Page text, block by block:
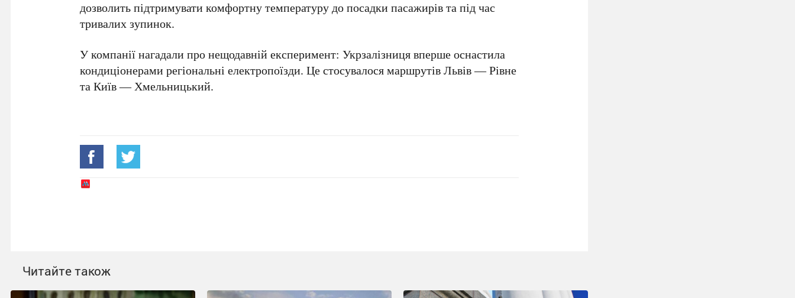
дозволить підтримувати комфортну температуру до посадки пасажирів та під час
тривалих зупинок.
У компанії нагадали про нещодавній експеримент:Укрзалізницявперше оснастила
кондиціонерами регіональні електропоїзди. Це стосувалося маршрутівЛьвів — Рівне
таКиїв — Хмельницький.
Читайте також